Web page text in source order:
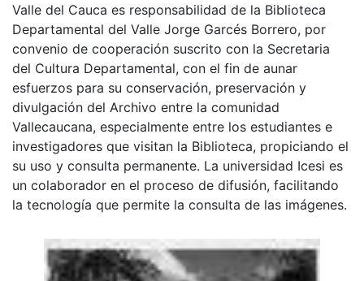
Valle del Cauca es responsabilidad de la Biblioteca
Departamental del Valle Jorge Garcés Borrero, por
convenio de cooperación suscrito con la Secretaria
del Cultura Departamental, con el fin de aunar
esfuerzos para su conservación, preservación y
divulgación del Archivo entre la comunidad
Vallecaucana, especialmente entre los estudiantes e
investigadores que visitan la Biblioteca, propiciando el
su uso y consulta permanente. La universidad Icesi es
un colaborador en el proceso de difusión, facilitando
la tecnología que permite la consulta de las imágenes.